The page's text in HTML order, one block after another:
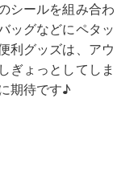
シールを組み合わ
ッグなどにペタッ
利グッズは、アウ
ぎょっとしてしま
期待です♪